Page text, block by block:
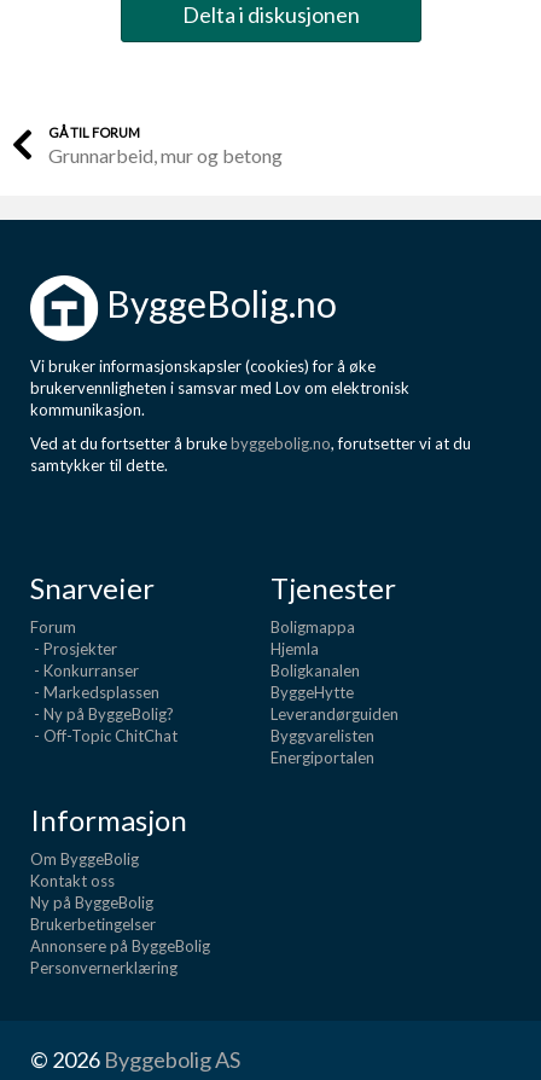
Delta i diskusjonen
GÅ TIL FORUM
Grunnarbeid, mur og betong
ByggeBolig.no
Vi bruker informasjonskapsler (cookies) for å øke
brukervennligheten i samsvar med Lov om elektronisk
kommunikasjon.
Ved at du fortsetter å brukebyggebolig.no, forutsetter vi at du
samtykker til dette.
Snarveier
Forum
- Prosjekter
- Konkurranser
- Markedsplassen
- Ny på ByggeBolig?
- Off-Topic ChitChat
Tjenester
Boligmappa
Hjemla
Boligkanalen
ByggeHytte
Leverandørguiden
Byggvarelisten
Energiportalen
Informasjon
Om ByggeBolig
Kontakt oss
Ny på ByggeBolig
Brukerbetingelser
Annonsere på ByggeBolig
Personvernerklæring
© 2026 Byggebolig AS